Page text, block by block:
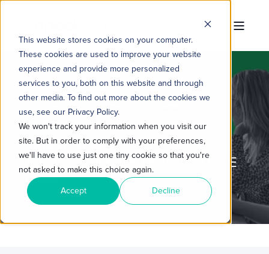
This website stores cookies on your computer.
These cookies are used to improve your website
experience and provide more personalized
services to you, both on this website and through
other media. To find out more about the cookies we
use, see our Privacy Policy.
We won't track your information when you visit our
site. But in order to comply with your preferences,
we'll have to use just one tiny cookie so that you're
not asked to make this choice again.
Accept Decline
4 MIN READ
4 DASHBOARDS HUBSPOT QUE
TODA EQUIPE DE VENDAS DEVE
USAR